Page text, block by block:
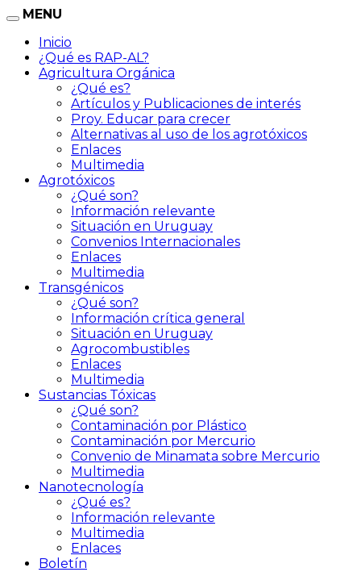
MENU
Inicio
¿Qué es RAP-AL?
Agricultura Orgánica
¿Qué es?
Artículos y Publicaciones de interés
Proy. Educar para crecer
Alternativas al uso de los agrotóxicos
Enlaces
Multimedia
Agrotóxicos
¿Qué son?
Información relevante
Situación en Uruguay
Convenios Internacionales
Enlaces
Multimedia
Transgénicos
¿Qué son?
Información crítica general
Situación en Uruguay
Agrocombustibles
Enlaces
Multimedia
Sustancias Tóxicas
¿Qué son?
Contaminación por Plástico
Contaminación por Mercurio
Convenio de Minamata sobre Mercurio
Multimedia
Nanotecnología
¿Qué es?
Información relevante
Multimedia
Enlaces
Boletín